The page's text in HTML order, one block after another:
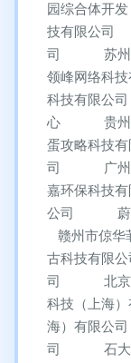
园综合体开
技有限公司
司
苏
领峰网络科技
科技有限公司
心
贵
蛋攻略科技有
司
广
嘉环保科技有
公司
赣州市倞华
古科技有限公
司
北
科技（上海）
海）有限公司
司
石